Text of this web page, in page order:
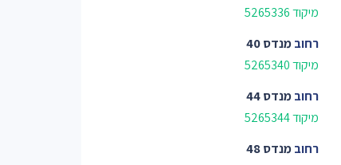
מיקוד 5265336
רחובמנדס 40
מיקוד 5265340
רחובמנדס 44
מיקוד 5265344
רחובמנדס 48